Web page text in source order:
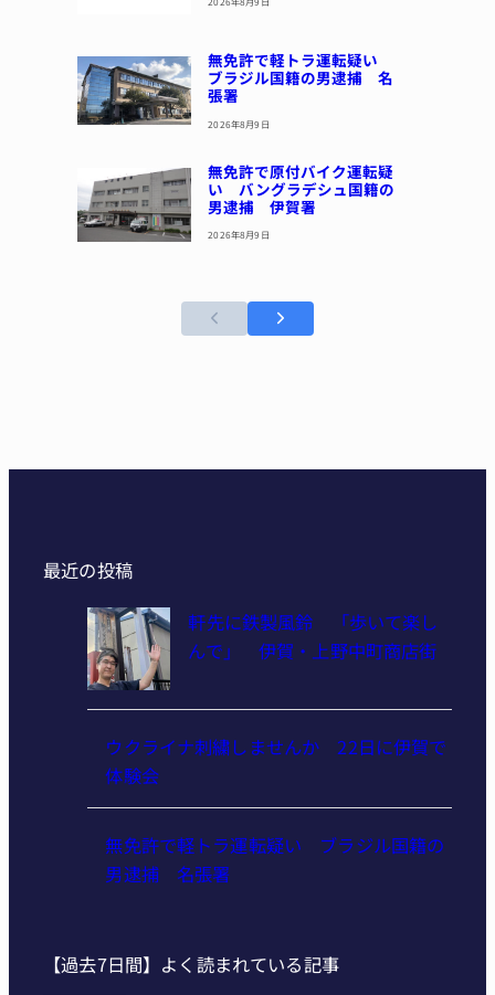
無免許で軽トラ運転疑い
ブラジル国籍の男逮捕 名
張署
2026年8月9日
無免許で原付バイク運転疑
い バングラデシュ国籍の
男逮捕 伊賀署
2026年8月9日
最近の投稿
軒先に鉄製風鈴 「歩いて楽し
んで」 伊賀・上野中町商店街
ウクライナ刺繍しませんか 22日に伊賀で
体験会
無免許で軽トラ運転疑い ブラジル国籍の
男逮捕 名張署
【過去7日間】よく読まれている記事